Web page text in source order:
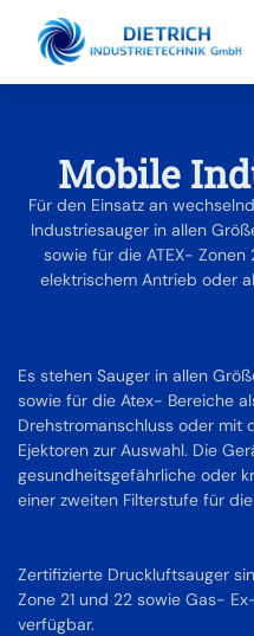
Mobile
Für den Einsatz an
Industriesauger in allen
sowie für die ATEX- Zonen
elektrischem Antrieb oder
Es stehen Sauger in allen
sowie für die Atex- Bereiche
Drehstromanschluss oder
Ejektoren zur Auswahl. Die
gesundheitsgefährliche oder
einer zweiten Filterstufe für
Zertifizierte Druckluftsauger
Zone 21 und 22 sowie Gas-
verfügbar.